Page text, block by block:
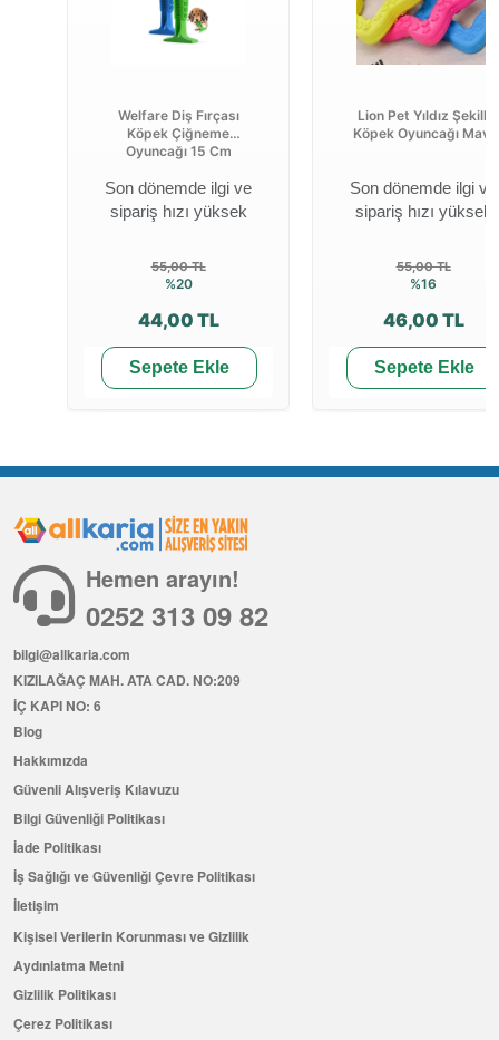
Welfare Diş Fırçası
Köpek Çiğneme
Oyuncağı 15 Cm
Son dönemde ilgi ve
sipariş hızı yüksek
55,00 TL
%20
44,00 TL
Sepete Ekle
Lion Pet Yıldız Şekilli
Köpek Oyuncağı Mavi
Son dönemde ilgi ve
sipariş hızı yüksek
55,00 TL
%16
46,00 TL
Sepete Ekle
Hemen arayın!
0252 313 09 82
bilgi@allkaria.com
KIZILAĞAÇ MAH. ATA CAD. NO:209
İÇ KAPI NO: 6
Blog
Hakkımızda
Güvenli Alışveriş Kılavuzu
Bilgi Güvenliği Politikası
İade Politikası
İş Sağlığı ve Güvenliği Çevre Politikası
İletişim
Kişisel Verilerin Korunması ve Gizlilik
Aydınlatma Metni
Gizlilik Politikası
Çerez Politikası